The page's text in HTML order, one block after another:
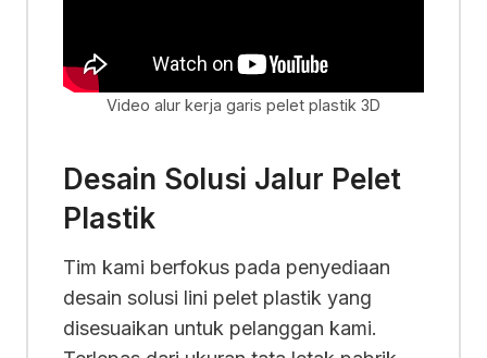
Video alur kerja garis pelet plastik 3D
Desain Solusi Jalur Pelet
Plastik
Tim kami berfokus pada penyediaan
desain solusi lini pelet plastik yang
disesuaikan untuk pelanggan kami.